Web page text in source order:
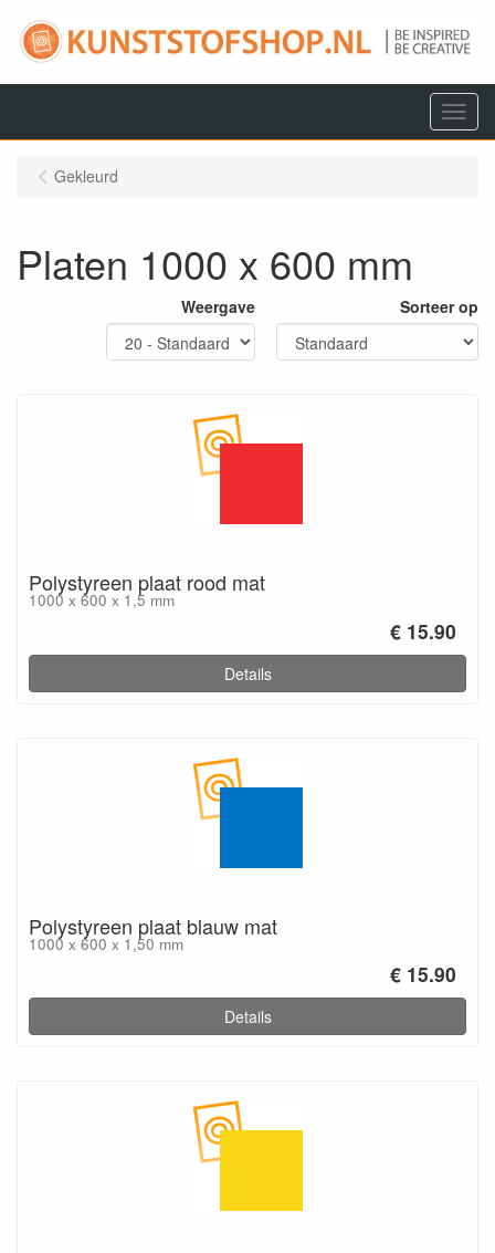
Menu
Gekleurd
Platen 1000 x 600 mm
Weergave Sorteer op
Polystyreen plaat rood mat
1000 x 600 x 1,5 mm
€ 15.90
Details
Polystyreen plaat blauw mat
1000 x 600 x 1,50 mm
€ 15.90
Details